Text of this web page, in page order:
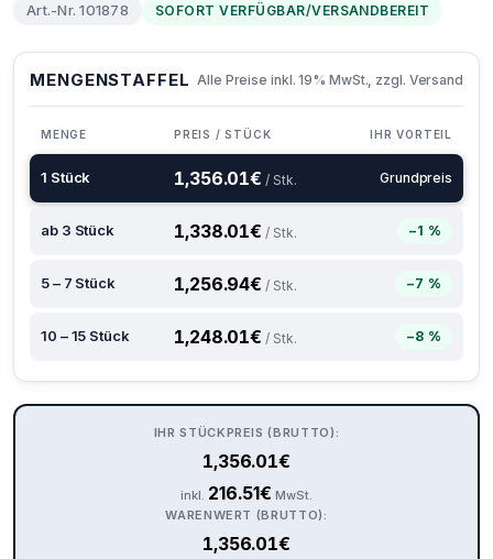
Art.-Nr. 101878 SOFORT VERFÜGBAR/VERSANDBEREIT
MENGENSTAFFEL Alle Preise inkl. 19% MwSt., zzgl. Versand
MENGE PREIS / STÜCK IHR VORTEIL
1 Stück 1,356.01€ / Stk. Grundpreis
ab 3 Stück 1,338.01€ / Stk. −1 %
5 – 7 Stück 1,256.94€ / Stk. −7 %
10 – 15 Stück 1,248.01€ / Stk. −8 %
IHR STÜCKPREIS (BRUTTO):
1,356.01€
inkl. 216.51€ MwSt.
WARENWERT (BRUTTO):
1,356.01€